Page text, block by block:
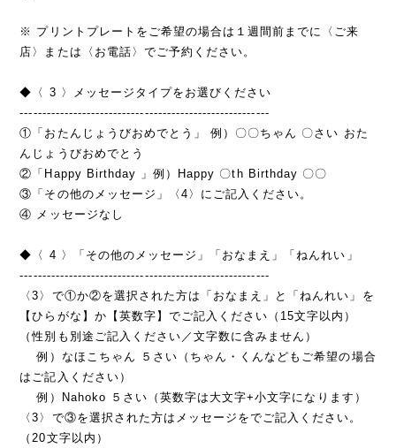
※ プリントプレートをご希望の場合は１週間前までに〈ご来
店〉または〈お電話〉でご予約ください。
◆〈 3 〉メッセージタイプをお選びください
--------------------------------------------------------
①「おたんじょうびおめでとう」 例）〇〇ちゃん 〇さい おた
んじょうびおめでとう
②「Happy Birthday 」例）Happy 〇th Birthday 〇〇
③「その他のメッセージ」〈4〉にご記入ください。
④ メッセージなし
◆〈 4 〉「その他のメッセージ」「おなまえ」「ねんれい」
--------------------------------------------------------
〈3〉で①か②を選択された方は「おなまえ」と「ねんれい」を
【ひらがな】か【英数字】でご記入ください（15文字以内）
（性別も別途ご記入ください／文字数に含みません）
例）なほこちゃん ５さい（ちゃん・くんなどもご希望の場合
はご記入ください）
例）Nahoko ５さい（英数字は大文字+小文字になります）
〈3〉で③を選択された方はメッセージをでご記入ください。
（20文字以内）